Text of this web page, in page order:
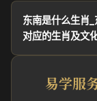
东南是什么生肖
对应的生肖及文
易学服